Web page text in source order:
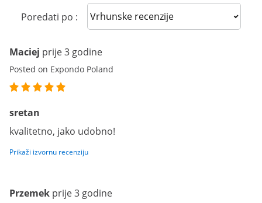
Poredati po : Sort reviews
Maciej prije 3 godine
Posted on Expondo Poland
sretan
kvalitetno, jako udobno!
Prikaži izvornu recenziju
Przemek prije 3 godine